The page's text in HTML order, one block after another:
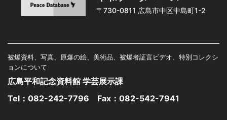
〒730-0811 広島市中区中島町1-2
被爆資料、写真、原爆の絵、美術品、被爆者証言ビデオ、特別コレクシ
ョンについて
広島平和記念資料館 学芸展示課
Tel： 082-242-7796 Fax：082-542-7941